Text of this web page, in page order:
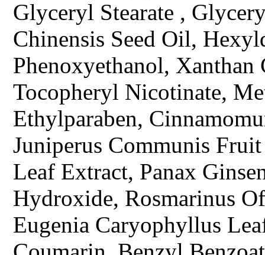
Glyceryl Stearate ,
Chinensis Seed Oil,
Phenoxyethanol, Xanthan
Tocopheryl Nicotinate,
Ethylparaben,
Juniperus Communis
Leaf Extract, Panax
Hydroxide, Rosmarinus
Eugenia Caryophyllus